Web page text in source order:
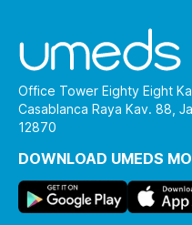
Office Tower Eighty Eight
Casablanca Raya Kav. 88,
12870
DOWNLOAD UMEDS